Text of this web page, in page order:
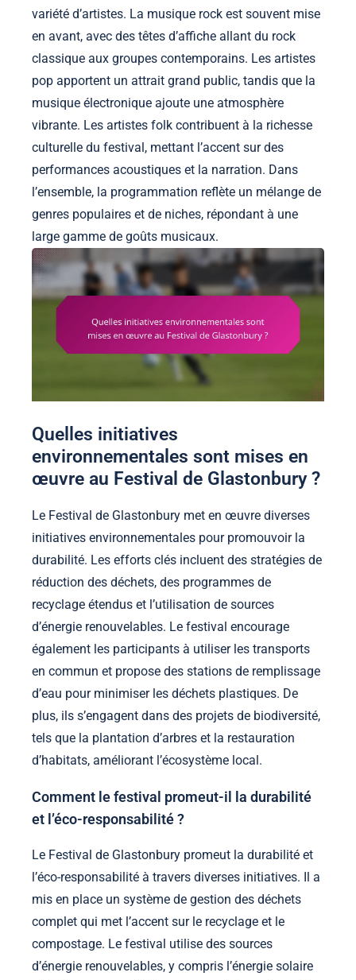
variété d’artistes. La musique rock est souvent mise
en avant, avec des têtes d’affiche allant du rock
classique aux groupes contemporains. Les artistes
pop apportent un attrait grand public, tandis que la
musique électronique ajoute une atmosphère
vibrante. Les artistes folk contribuent à la richesse
culturelle du festival, mettant l’accent sur des
performances acoustiques et la narration. Dans
l’ensemble, la programmation reflète un mélange de
genres populaires et de niches, répondant à une
large gamme de goûts musicaux.
Quelles initiatives
environnementales sont mises en
œuvre au Festival de Glastonbury ?
Le Festival de Glastonbury met en œuvre diverses
initiatives environnementales pour promouvoir la
durabilité. Les efforts clés incluent des stratégies de
réduction des déchets, des programmes de
recyclage étendus et l’utilisation de sources
d’énergie renouvelables. Le festival encourage
également les participants à utiliser les transports
en commun et propose des stations de remplissage
d’eau pour minimiser les déchets plastiques. De
plus, ils s’engagent dans des projets de biodiversité,
tels que la plantation d’arbres et la restauration
d’habitats, améliorant l’écosystème local.
Comment le festival promeut-il la durabilité
et l’éco-responsabilité ?
Le Festival de Glastonbury promeut la durabilité et
l’éco-responsabilité à travers diverses initiatives. Il a
mis en place un système de gestion des déchets
complet qui met l’accent sur le recyclage et le
compostage. Le festival utilise des sources
d’énergie renouvelables, y compris l’énergie solaire